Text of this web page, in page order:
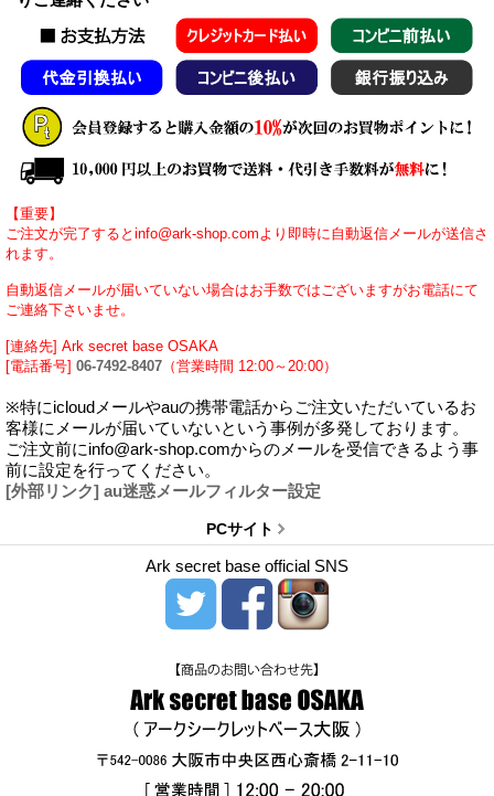
【重要】
ご注文が完了するとinfo@ark-shop.comより即時に自動返信メールが送信さ
れます。
自動返信メールが届いていない場合はお手数ではございますがお電話にて
ご連絡下さいませ。
[連絡先] Ark secret base OSAKA
[電話番号] 06-7492-8407 （営業時間 12:00～20:00）
※特にicloudメールやauの携帯電話からご注文いただいているお
客様にメールが届いていないという事例が多発しております。
ご注文前にinfo@ark-shop.comからのメールを受信できるよう事
前に設定を行ってください。
[外部リンク] au迷惑メールフィルター設定
PCサイト
Ark secret base official SNS